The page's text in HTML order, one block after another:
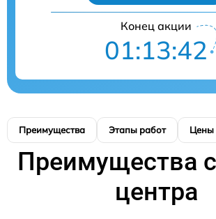
Конец акции
01:13:40
Преимущества Этапы работ Цены
Преимущества
центра